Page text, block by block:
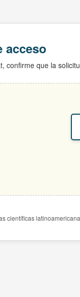
acceso
confirme que la
científicas